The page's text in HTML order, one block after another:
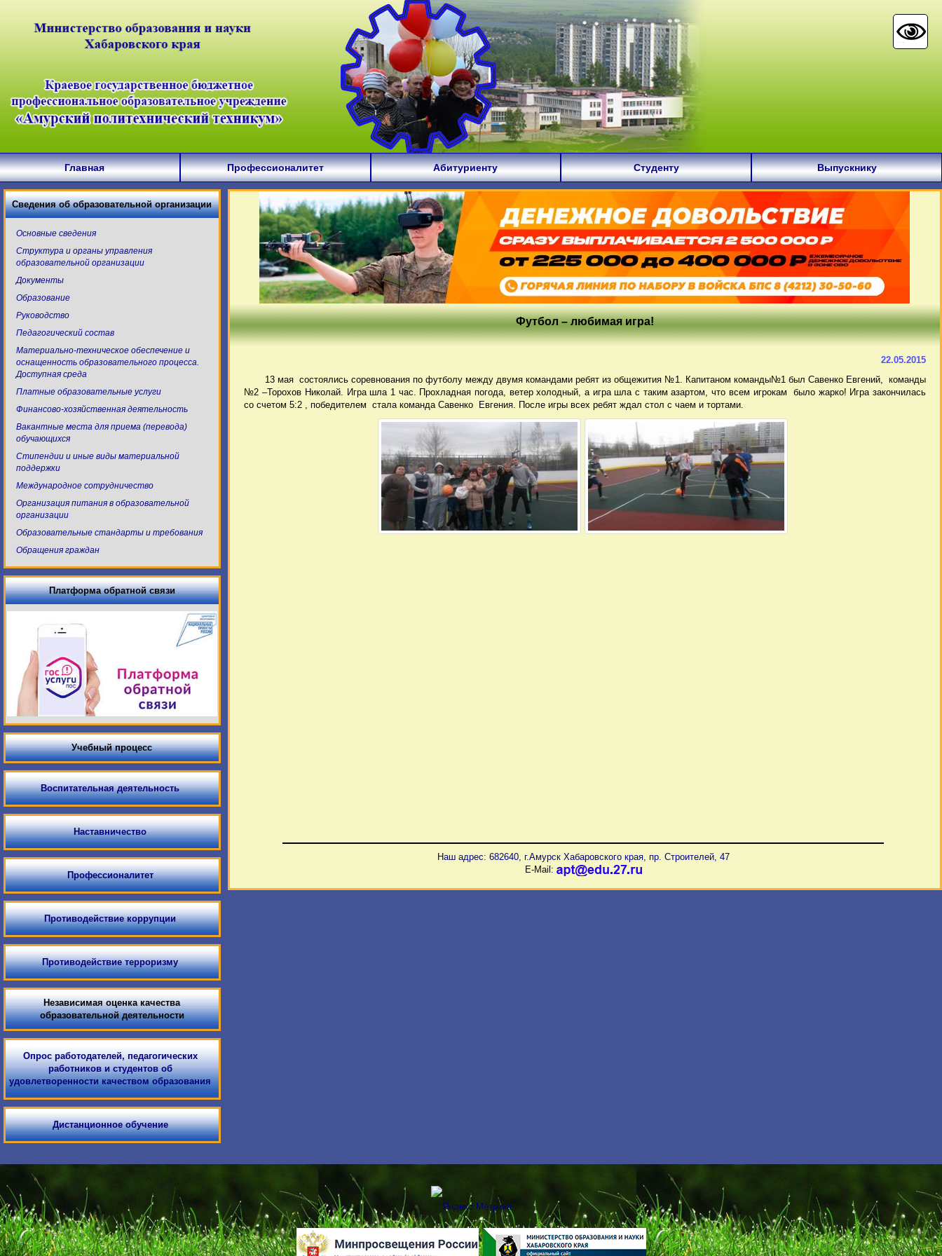
Главная Профессионалитет Абитуриенту Студенту Выпускнику
Сведения об образовательной организации
Основные сведения
Структура и органы управления
образовательной организации
Документы
Образование
Руководство
Педагогический состав
Материально-техническое обеспечение и
оснащенность образовательного процесса.
Доступная среда
Платные образовательные услуги
Финансово-хозяйственная деятельность
Вакантные места для приема (перевода)
обучающихся
Стипендии и иные виды материальной
поддержки
Международное сотрудничество
Организация питания в образовательной
организации
Образовательные стандарты и требования
Обращения граждан
Платформа обратной связи
Учебный процесс
Воспитательная деятельность
Наставничество
Профессионалитет
Противодействие коррупции
Противодействие терроризму
Независимая оценка качества
образовательной деятельности
Опрос работодателей, педагогических
работников и студентов об
удовлетворенности качеством образования
Дистанционное обучение
Футбол – любимая игра!
22.05.2015
13 мая состоялись соревнования по футболу между двумя командами ребят из общежития №1. Капитаном команды№1 был Савенко Евгений, команды
№2 –Торохов Николай. Игра шла 1 час. Прохладная погода, ветер холодный, а игра шла с таким азартом, что всем игрокам было жарко! Игра закончилась
со счетом 5:2 , победителем стала команда Савенко Евгения. После игры всех ребят ждал стол с чаем и тортами.
Наш адрес: 682640, г.Амурск Хабаровского края, пр. Строителей, 47
E-Mail: